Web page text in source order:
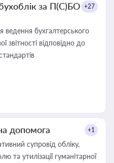
бухоблік за П(С)БО +27
ведення бухгалтерського
звітності відповідно до
допомога +1
супровід обліку,
та утилізації гуманітарної